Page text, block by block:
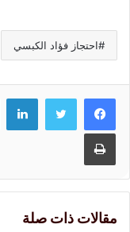
احتجاز فؤاد الكبسي
طباعة
مقالات ذات صلة